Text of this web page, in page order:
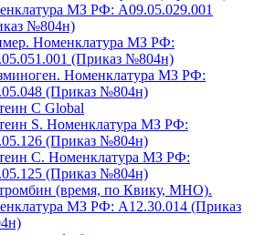
МЗ РФ: A09.05.029.001
№804н)
Номенклатура МЗ РФ:
(Приказ №804н)
Номенклатура МЗ РФ:
(Приказ №804н)
C Global
S. Номенклатура МЗ РФ:
(Приказ №804н)
С. Номенклатура МЗ РФ:
(Приказ №804н)
(время, по Квику, МНО).
МЗ РФ: A12.30.014 (Приказ